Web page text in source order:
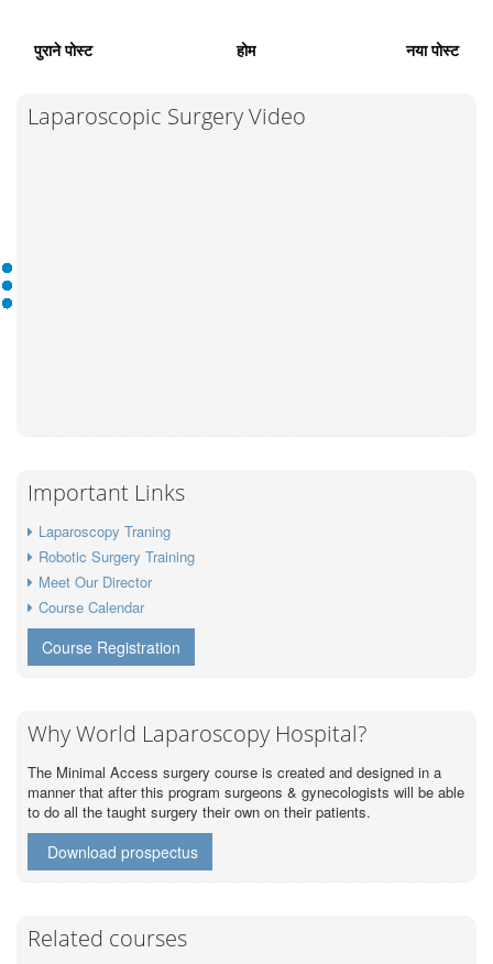
पुराने पोस्ट होम नया पोस्ट
Laparoscopic Surgery Video
Important Links
Laparoscopy Traning
Robotic Surgery Training
Meet Our Director
Course Calendar
Course Registration
Why World Laparoscopy Hospital?
The Minimal Access surgery course is created and designed in a
manner that after this program surgeons & gynecologists will be able
to do all the taught surgery their own on their patients.
Download prospectus
Related courses